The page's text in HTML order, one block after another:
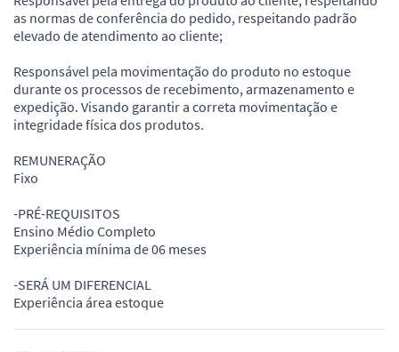
as normas de conferência do pedido, respeitando padrão
elevado de atendimento ao cliente;
Responsável pela movimentação do produto no estoque
durante os processos de recebimento, armazenamento e
expedição. Visando garantir a correta movimentação e
integridade física dos produtos.
REMUNERAÇÃO
Fixo
-PRÉ-REQUISITOS
Ensino Médio Completo
Experiência mínima de 06 meses
-SERÁ UM DIFERENCIAL
Experiência área estoque